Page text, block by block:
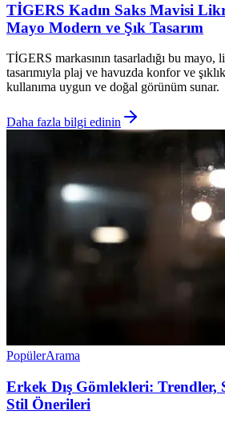
TİGERS Kadın Saks Mavisi
Mayo Modern ve Şık Tasarım
TİGERS markasının tasarladığı bu mayo,
tasarımıyla plaj ve havuzda konfor ve
kullanıma uygun ve doğal görünüm sunar.
Daha fazla bilgi edinin
PopülerArama
Erkek Dış Gömlekleri: Trendler,
Stil Önerileri